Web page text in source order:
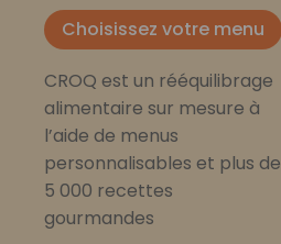
Choisissez votre menu
CROQ est un rééquilibrage
alimentaire sur mesure à
l’aide de menus
personnalisables et plus de
5 000 recettes
gourmandes